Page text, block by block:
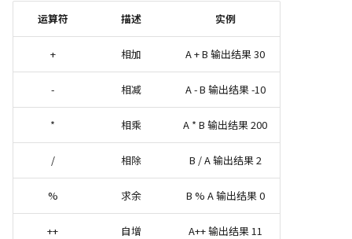
Docker
Shell 高级文本处理与
正则表达式
Windows Subsystem
Linux
附录
负一：计划规格
垃圾回收
GMP调度原理
Python 笔记 | 使用模块
Python 笔记 | 面向对象
Python 笔记 | 文件操作
Python 笔记 | 异常处理
Python 笔记 | 高阶和匿名
数
Python 笔记 | 常用库推荐
C++ 笔记 | Google C++
指南学习 命名约定
C++ 笔记 | 类数据成员
static
C++ 笔记｜类的应用实例
链表封装
C++ 实例 | 栈类模版
257. 二叉树的所有路径
450. 删除二叉搜索树中的
点
513. 找树左下角的值
538. 把二叉搜索树转换为
加树
669. 修剪二叉搜索树
968. 监控二叉树
1005. K 次取反后最大化
组和
动态规划
309. 买卖股票的最佳时机
冷冻期
322. 零钱兑换
337. 打家劫舍 III
343. 整数拆分
377. 组合总和 Ⅳ
416. 分割等和子集
单调栈
运算符 描述 实例
+ 相加 A + B 输出结果 30
- 相减 A - B 输出结果 -10
* 相乘 A * B 输出结果 200
/ 相除 B / A 输出结果 2
% 求余 B % A 输出结果 0
++ 自增 A++ 输出结果 11